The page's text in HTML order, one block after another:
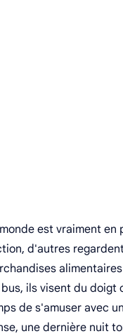
est vraiment
d'autres
bus, ils visent du doigt
de s'amuser avec
une dernière nuit